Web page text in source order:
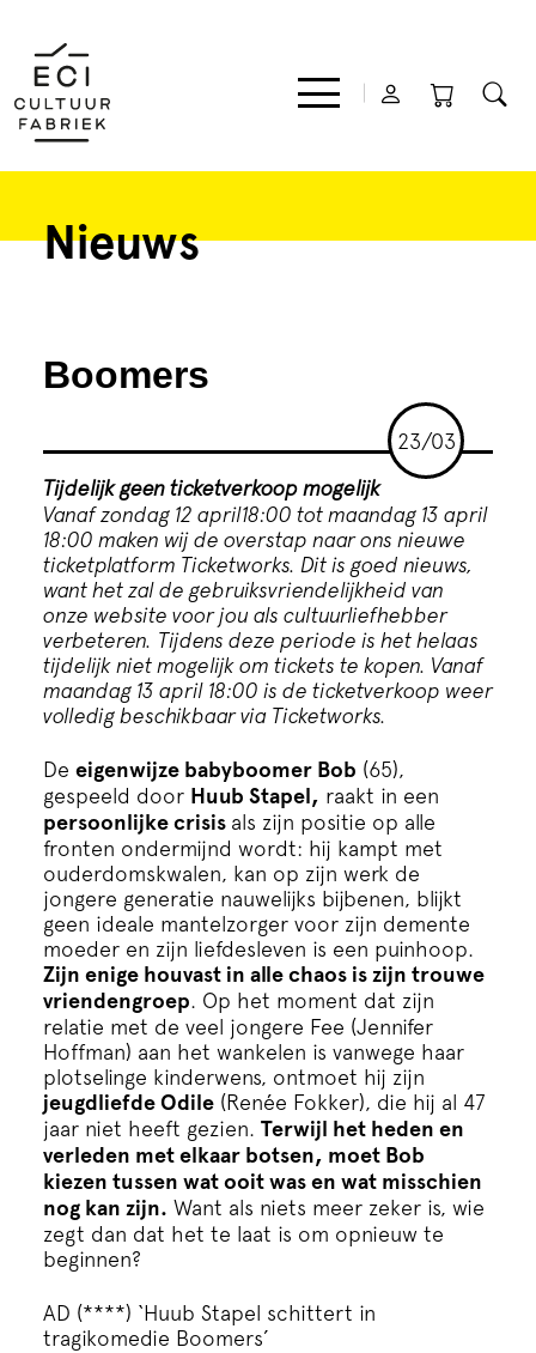
Film
Theater
Cursus
Onderwijs
ECI Cultuurcafé
Over ons
Contact
Steun ons
Nieuws
Boomers
23/03
Tijdelijk geen ticketverkoop mogelijk
Vanaf zondag 12 april18:00 tot maandag 13 april
18:00 maken wij de overstap naar ons nieuwe
ticketplatform Ticketworks. Dit is goed nieuws,
want het zal de gebruiksvriendelijkheid van
onze website voor jou als cultuurliefhebber
verbeteren. Tijdens deze periode is het helaas
tijdelijk niet mogelijk om tickets te kopen. Vanaf
maandag 13 april 18:00 is de ticketverkoop weer
volledig beschikbaar via Ticketworks.
De eigenwijze babyboomer Bob (65),
gespeeld door Huub Stapel, raakt in een
persoonlijke crisis als zijn positie op alle
fronten ondermijnd wordt: hij kampt met
ouderdomskwalen, kan op zijn werk de
jongere generatie nauwelijks bijbenen, blijkt
geen ideale mantelzorger voor zijn demente
moeder en zijn liefdesleven is een puinhoop.
Zijn enige houvast in alle chaos is zijn trouwe
vriendengroep. Op het moment dat zijn
relatie met de veel jongere Fee (Jennifer
Hoffman) aan het wankelen is vanwege haar
plotselinge kinderwens, ontmoet hij zijn
jeugdliefde Odile (Renée Fokker), die hij al 47
jaar niet heeft gezien. Terwijl het heden en
verleden met elkaar botsen, moet Bob
kiezen tussen wat ooit was en wat misschien
nog kan zijn. Want als niets meer zeker is, wie
zegt dan dat het te laat is om opnieuw te
beginnen?
AD (****) ‘Huub Stapel schittert in
tragikomedie Boomers’